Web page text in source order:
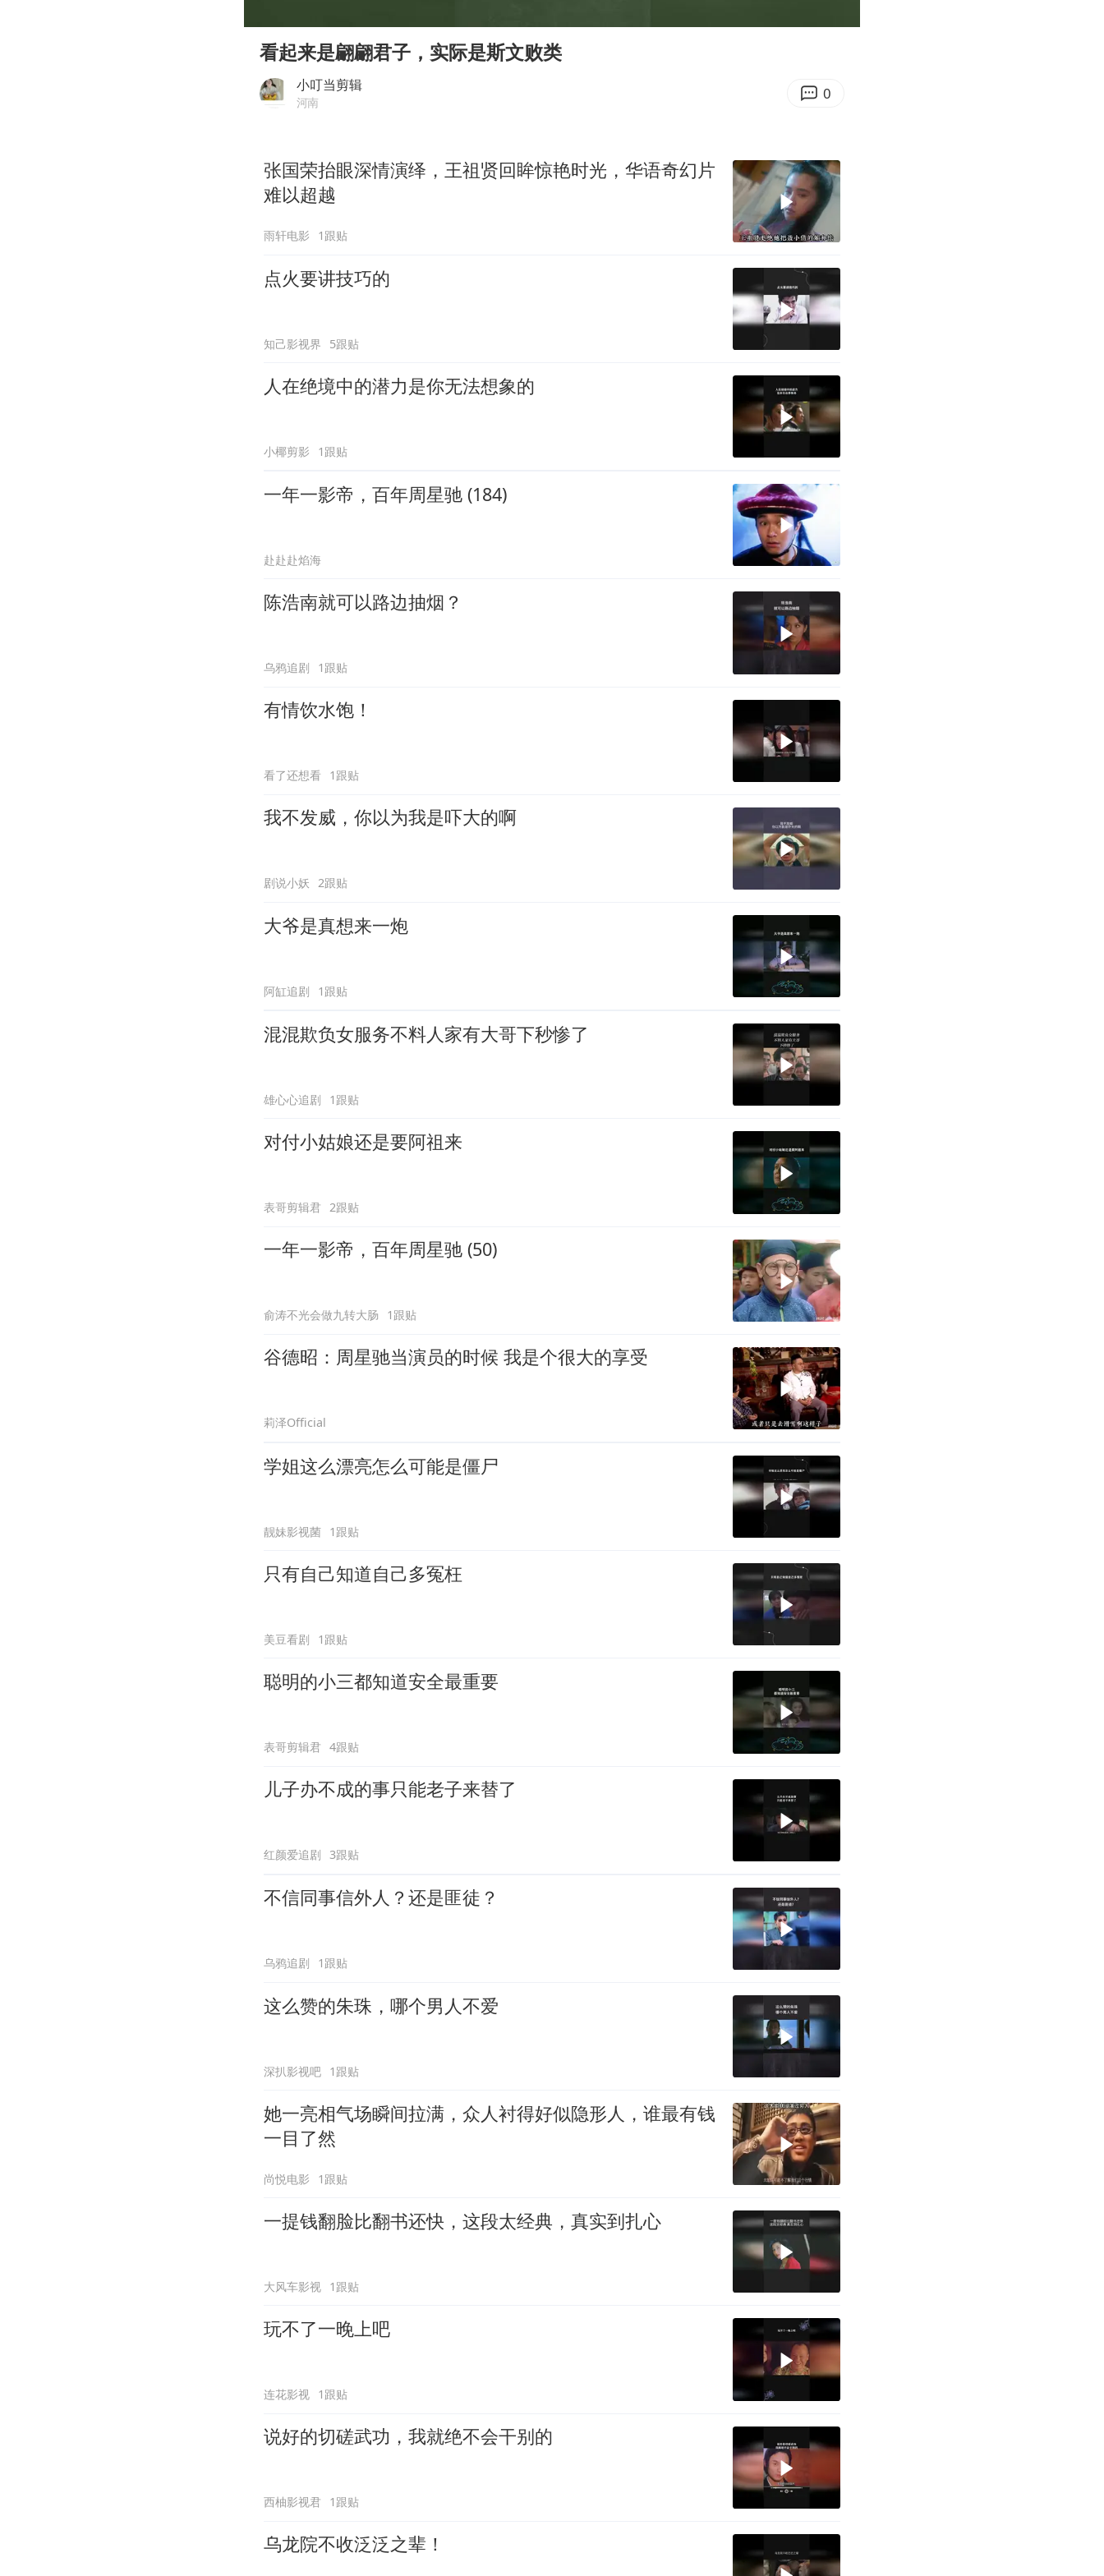
我国外贸延续良好增长态势
东航：国内客票提前14天免费退改
中国女篮70-67险胜尼日利亚女篮
看起来是翩翩君子，实际是斯文败类
小叮当剪辑
河南 0
张国荣抬眼深情演绎，王祖贤回眸惊艳时光，华语奇幻片
难以超越
雨轩电影 1跟贴
点火要讲技巧的
知己影视界 5跟贴
人在绝境中的潜力是你无法想象的
小椰剪影 1跟贴
一年一影帝，百年周星驰 (184)
赴赴赴焰海
陈浩南就可以路边抽烟？
乌鸦追剧 1跟贴
有情饮水饱！
看了还想看 1跟贴
我不发威，你以为我是吓大的啊
剧说小妖 2跟贴
大爷是真想来一炮
阿缸追剧 1跟贴
混混欺负女服务不料人家有大哥下秒惨了
雄心心追剧 1跟贴
对付小姑娘还是要阿祖来
表哥剪辑君 2跟贴
一年一影帝，百年周星驰 (50)
俞涛不光会做九转大肠 1跟贴
谷德昭：周星驰当演员的时候 我是个很大的享受
莉泽Official
学姐这么漂亮怎么可能是僵尸
靓妹影视菌 1跟贴
只有自己知道自己多冤枉
美豆看剧 1跟贴
聪明的小三都知道安全最重要
表哥剪辑君 4跟贴
儿子办不成的事只能老子来替了
红颜爱追剧 3跟贴
不信同事信外人？还是匪徒？
乌鸦追剧 1跟贴
这么赞的朱珠，哪个男人不爱
深扒影视吧 1跟贴
她一亮相气场瞬间拉满，众人衬得好似隐形人，谁最有钱
一目了然
尚悦电影 1跟贴
一提钱翻脸比翻书还快，这段太经典，真实到扎心
大风车影视 1跟贴
玩不了一晚上吧
连花影视 1跟贴
说好的切磋武功，我就绝不会干别的
西柚影视君 1跟贴
乌龙院不收泛泛之辈！